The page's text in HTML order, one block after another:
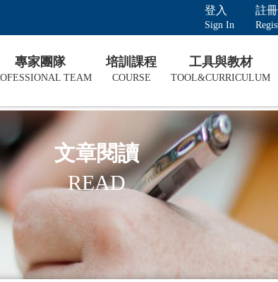
登入
Sign In
註冊
專家團隊
TEAM
培訓課程
COURSE
工具與教材
TOOL&CURRICULUM
文章閱讀
READ